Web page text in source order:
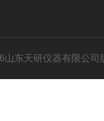
山东天研仪器有限公